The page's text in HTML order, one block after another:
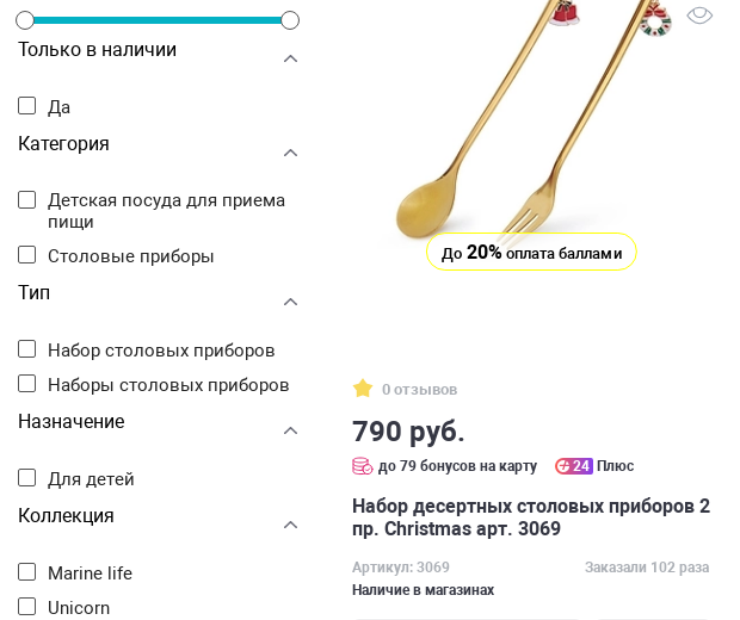
Только в наличии
Да
Категория
Детская посуда для приема
пищи
Столовые приборы
Тип
Набор столовых приборов
Наборы столовых приборов
Назначение
Для детей
Коллекция
Marine life
Unicorn
До 20% оплата баллами
0 отзывов
790 руб.
до 79 бонусов на карту 24 Плюс
Набор десертных столовых приборов 2
пр. Сhristmas арт. 3069
Артикул: 3069
Заказали 102 раза
Наличие в магазинах